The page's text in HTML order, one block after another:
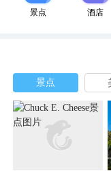
景点 酒店
景点